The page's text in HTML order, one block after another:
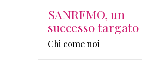
SANREMO, un
successo targato
Chi come noi